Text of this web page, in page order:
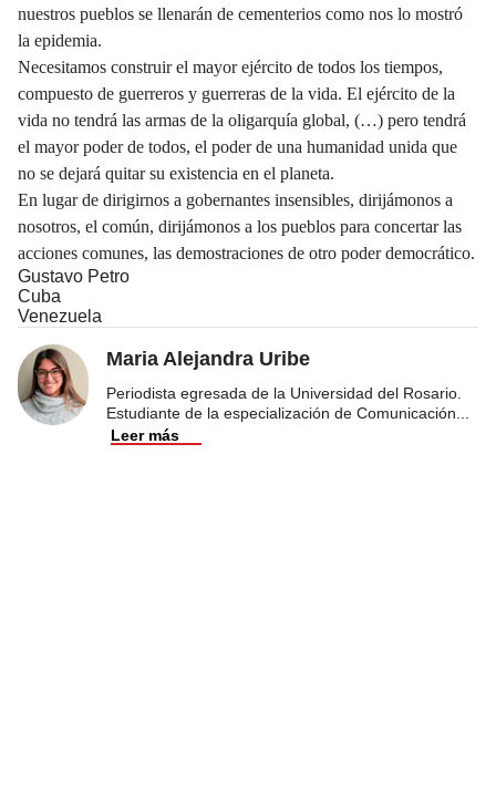
nuestros pueblos se llenarán de cementerios como nos lo mostró
la epidemia.
Necesitamos construir el mayor ejército de todos los tiempos,
compuesto de guerreros y guerreras de la vida. El ejército de la
vida no tendrá las armas de la oligarquía global, (…) pero tendrá
el mayor poder de todos, el poder de una humanidad unida que
no se dejará quitar su existencia en el planeta.
En lugar de dirigirnos a gobernantes insensibles, dirijámonos a
nosotros, el común, dirijámonos a los pueblos para concertar las
acciones comunes, las demostraciones de otro poder democrático.
Gustavo Petro
Cuba
Venezuela
Maria Alejandra Uribe
Periodista egresada de la Universidad del Rosario.
Estudiante de la especialización de Comunicación
Leer más